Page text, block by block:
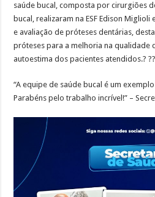
saúde bucal, composta por cirurgiões
bucal, realizaram na ESF Edison Miglioli
e avaliação de próteses dentárias,
próteses para a melhoria na qualidade
autoestima dos pacientes atendidos.? ??
“A equipe de saúde bucal é um
Parabéns pelo trabalho incrível!” –